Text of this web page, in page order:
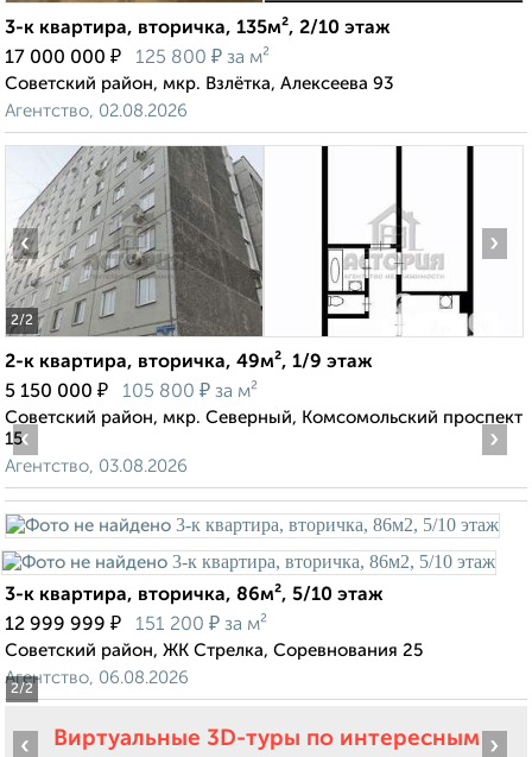
3-к квартира, вторичка, 135м², 2/10 этаж
17 000 000 ₽ 125 800 ₽ за м²
Советский район, мкр. Взлётка, Алексеева 93
Агентство, 02.08.2026
2/2
‹ ›
2-к квартира, вторичка, 49м², 1/9 этаж
5 150 000 ₽ 105 800 ₽ за м²
Советский район, мкр. Северный, Комсомольский проспект
15
Агентство, 03.08.2026
2/2
‹ ›
3-к квартира, вторичка, 86м², 5/10 этаж
12 999 999 ₽ 151 200 ₽ за м²
Советский район, ЖК Стрелка, Соревнования 25
Агентство, 06.08.2026
Виртуальные 3D-туры по интересным
‹ ›